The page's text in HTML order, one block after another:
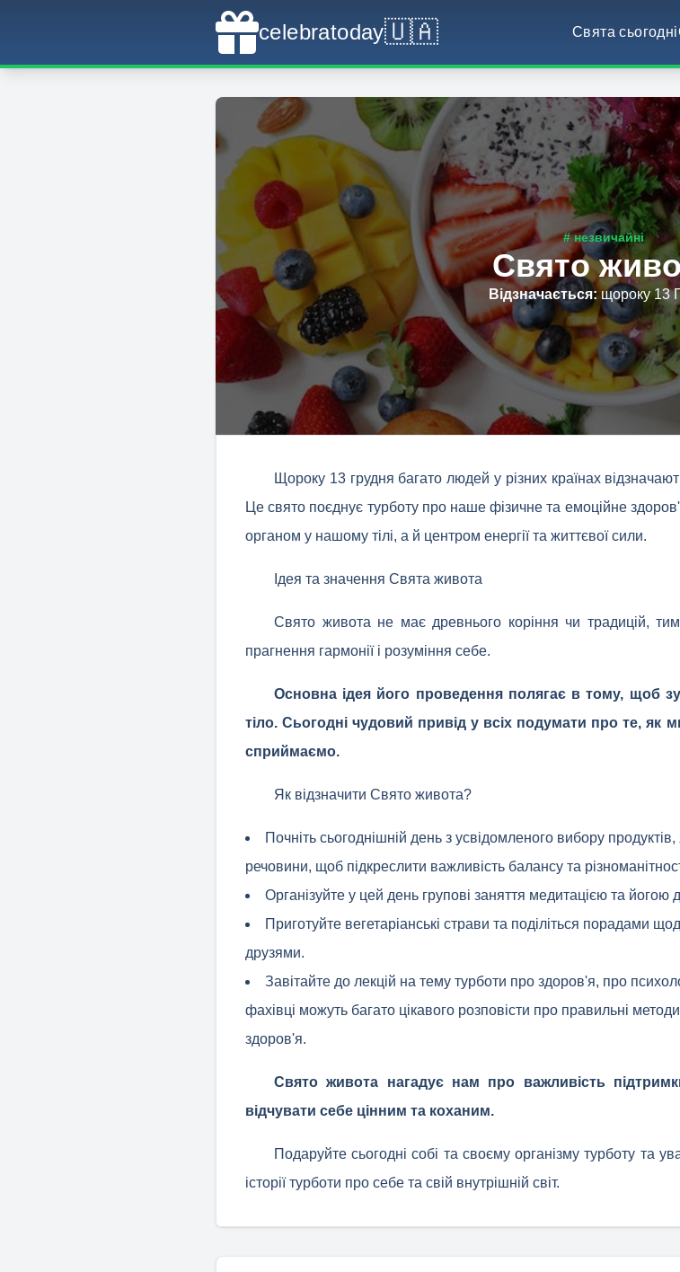
celebratoday🇺🇦 Свята сьогодні
# незвичайні
Свято
Відзначається: щороку 13
Щороку 13 грудня багато людей у різних країнах
Це свято поєднує турботу про наше фізичне та емоційне
органом у нашому тілі, а й центром енергії та життєвої сили.
Ідея та значення Свята живота
Свято живота не має древнього коріння чи традицій,
прагнення гармонії і розуміння себе.
Основна ідея його проведення полягає в тому, щоб
тіло. Сьогодні чудовий привід у всіх подумати про те, як
сприймаємо.
Як відзначити Свято живота?
Почніть сьогоднішній день з усвідомленого вибору продуктів,
речовини, щоб підкреслити важливість балансу та
Організуйте у цей день групові заняття медитацією та йогою
Приготуйте вегетаріанські страви та поділіться порадами
друзями.
Завітайте до лекцій на тему турботи про здоров'я, про
фахівці можуть багато цікавого розповісти про правильні
здоров'я.
Свято живота нагадує нам про важливість
відчувати себе цінним та коханим.
Подаруйте сьогодні собі та своєму організму турботу та
історії турботи про себе та свій внутрішній світ.